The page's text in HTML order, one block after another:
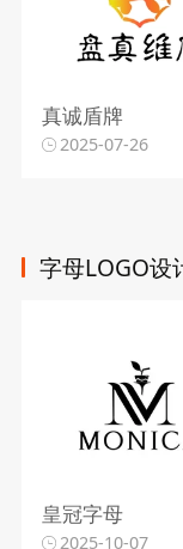
真诚盾牌
2025-07-26
字母LOGO设
皇冠字母
2025-10-07